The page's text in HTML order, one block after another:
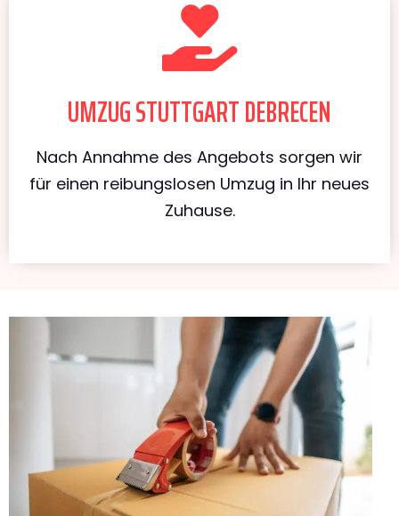
UMZUG STUTTGART DEBRECEN
Nach Annahme des Angebots sorgen wir
für einen reibungslosen Umzug in Ihr neues
Zuhause.